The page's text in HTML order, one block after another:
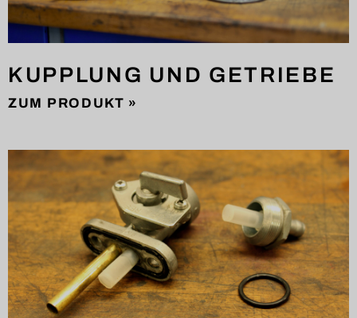
KUPPLUNG UND GETRIEBE
ZUM PRODUKT »